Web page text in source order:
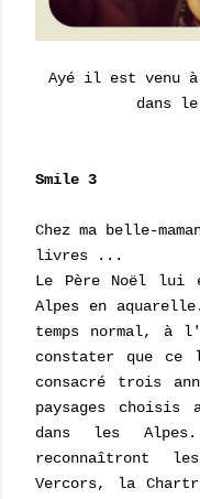
Ayé il est venu
dans
Smile 3
Chez ma belle-
livres ...
Le Père Noël lui
Alpes en
temps normal, à
constater que
consacré trois
paysages choisis
dans les
reconnaîtront
Vercors, la